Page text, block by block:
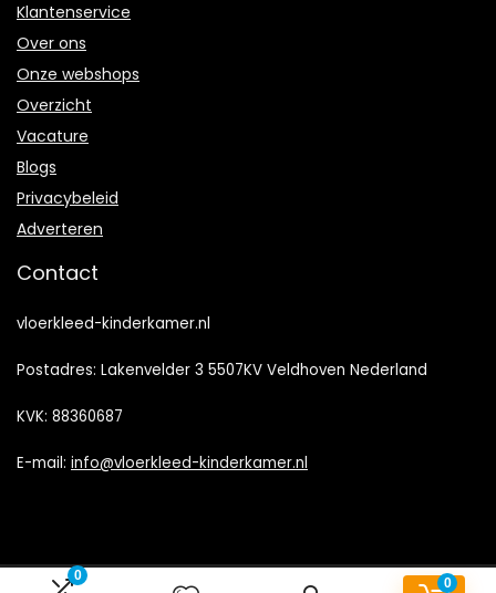
0
0
Klantenservice
Over ons
Onze webshops
Overzicht
Vacature
Blogs
Privacybeleid
Adverteren
Contact
vloerkleed-kinderkamer.nl
Postadres: Lakenvelder 3 5507KV Veldhoven Nederland
KVK: 88360687
E-mail: info@vloerkleed-kinderkamer.nl